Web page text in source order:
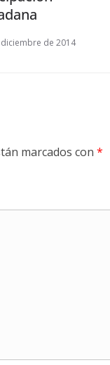
de 2014
marcados con *